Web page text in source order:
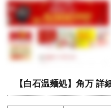
【白石温麺処】角万 詳